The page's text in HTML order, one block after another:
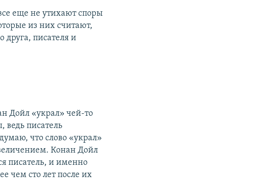
еще не утихают споры
из них считают,
друга, писателя и
Дойл «украл» чей-то
ведь писатель
что слово «украл»
Конан Дойл
писатель, и именно
чем сто лет после их